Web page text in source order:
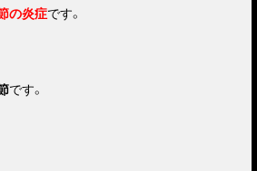
の炎症です。
です。